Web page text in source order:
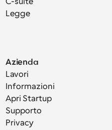
Legge
Azienda
Lavori
Informazioni
Apri Startup
Supporto
Privacy